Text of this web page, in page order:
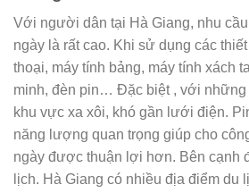
Với người dân tại Hà Giang, nhu
ngày là rất cao. Khi sử dụng các
thoại, máy tính bảng, máy tính xách
minh, đèn pin… Đặc biệt , với
khu vực xa xôi, khó gần lưới điện.
năng lượng quan trọng giúp cho
ngày được thuận lợi hơn. Bên cạnh
lịch. Hà Giang có nhiều địa điểm du